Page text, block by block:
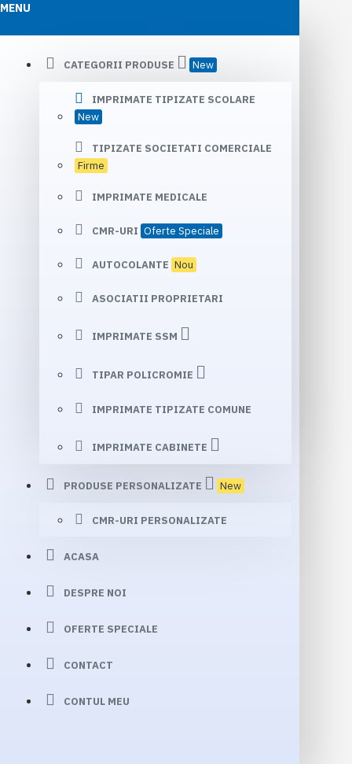
MENU
CATEGORII PRODUSE New
IMPRIMATE TIPIZATE SCOLARE
New
TIPIZATE SOCIETATI COMERCIALE
Firme
IMPRIMATE MEDICALE
CMR-URI Oferte Speciale
AUTOCOLANTE Nou
ASOCIATII PROPRIETARI
IMPRIMATE SSM
TIPAR POLICROMIE
IMPRIMATE TIPIZATE COMUNE
IMPRIMATE CABINETE
PRODUSE PERSONALIZATE New
CMR-URI PERSONALIZATE
ACASA
DESPRE NOI
OFERTE SPECIALE
CONTACT
CONTUL MEU